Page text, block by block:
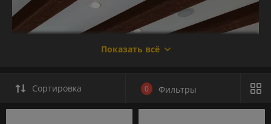
Показать всё
Сортировка 0 Фильтры